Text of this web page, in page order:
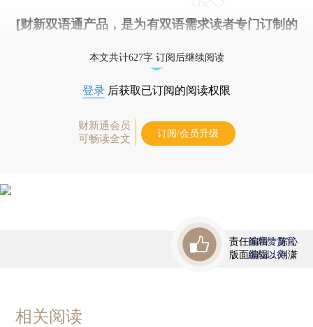
[财新双语通产品，是为有双语需求读者专门订制的
本文共计627字 订阅后继续阅读
登录 后获取已订阅的阅读权限
财新通会员
可畅读全文
订阅/会员升级
责任编辑：陈沁
版面编辑：刘潇
首席赞赏官
虚位以待
相关阅读